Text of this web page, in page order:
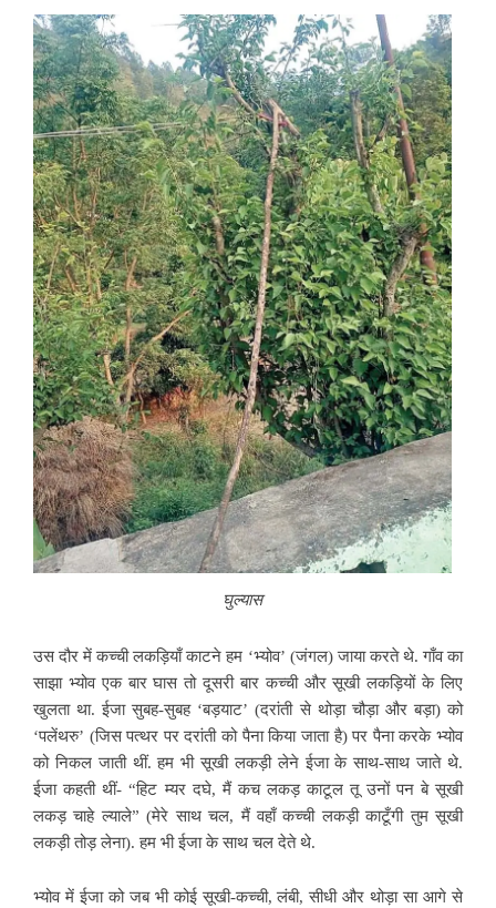
घुल्यास
उस दौर में कच्ची लकड़ियाँ काटने हम ‘भ्योव’ (जंगल) जाया करते थे. गाँव का
साझा भ्योव एक बार घास तो दूसरी बार कच्ची और सूखी लकड़ियों के लिए
खुलता था. ईजा सुबह-सुबह ‘बड़याट’ (दरांती से थोड़ा चौड़ा और बड़ा) को
‘पलेंथरु’ (जिस पत्थर पर दरांती को पैना किया जाता है) पर पैना करके भ्योव
को निकल जाती थीं. हम भी सूखी लकड़ी लेने ईजा के साथ-साथ जाते थे.
ईजा कहती थीं- “हिट म्यर दघे, मैं कच लकड़ काटूल तू उनों पन बे सूखी
लकड़ चाहे ल्याले” (मेरे साथ चल, मैं वहाँ कच्ची लकड़ी काटूँगी तुम सूखी
लकड़ी तोड़ लेना). हम भी ईजा के साथ चल देते थे.
भ्योव में ईजा को जब भी कोई सूखी-कच्ची, लंबी, सीधी और थोड़ा सा आगे से